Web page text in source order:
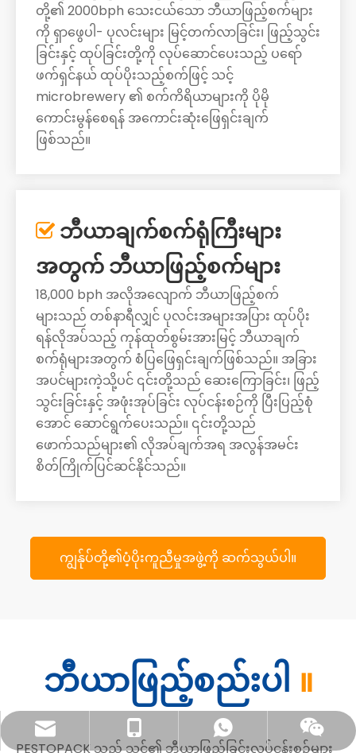
တို့၏ 2000bph သေးငယ်သော ဘီယာဖြည့်စက်များ
ကို ရှာဖွေပါ- ပုလင်းများ မြင့်တက်လာခြင်း၊ ဖြည့်သွင်း
ခြင်းနှင့် ထုပ်ခြင်းတို့ကို လုပ်ဆောင်ပေးသည့် ပရော်
ဖက်ရှင်နယ် ထုပ်ပိုးသည့်စက်ဖြင့် သင့်
microbrewery ၏ စက်ကိရိယာများကို ပိုမို
ကောင်းမွန်စေရန် အကောင်းဆုံးဖြေရှင်းချက်
ဖြစ်သည်။
 ဘီယာချက်စက်ရုံကြီးများ
အတွက် ဘီယာဖြည့်စက်များ
18,000 bph အလိုအလျောက် ဘီယာဖြည့်စက်
များသည် တစ်နာရီလျှင် ပုလင်းအများအပြား ထုပ်ပိုး
ရန်လိုအပ်သည့် ကုန်ထုတ်စွမ်းအားမြင့် ဘီယာချက်
စက်ရုံများအတွက် စံပြဖြေရှင်းချက်ဖြစ်သည်။ အခြား
အပင်များကဲ့သို့ပင် ၎င်းတို့သည် ဆေးကြောခြင်း၊ ဖြည့်
သွင်းခြင်းနှင့် အဖုံးအုပ်ခြင်း လုပ်ငန်းစဉ်ကို ပြီးပြည့်စုံ
အောင် ဆောင်ရွက်ပေးသည်။ ၎င်းတို့သည်
ဖောက်သည်များ၏ လိုအပ်ချက်အရ အလွန်အမင်း
စိတ်ကြိုက်ပြင်ဆင်နိုင်သည်။
ကျွန်ုပ်တို့၏ပံ့ပိုးကူညီမှုအဖွဲ့ကို ဆက်သွယ်ပါ။
ဘီယာဖြည့်စည်းပါ ။
PESTOPACK သည် သင်၏ ဘီယာဖြည့်ခြင်းလုပ်ငန်းစဉ်များ
sales@pestopack.com
၀၀၈၆- 18151995436